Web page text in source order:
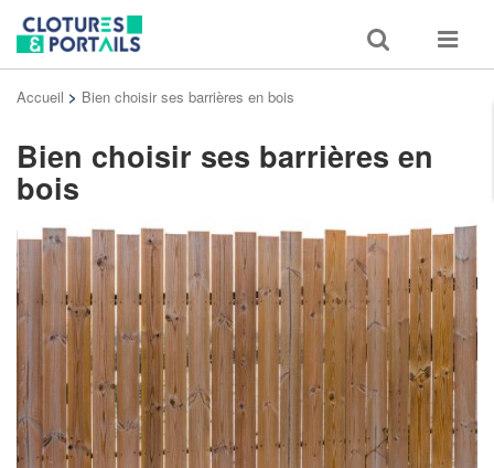
Toggle
search
Toggle
Accueil > Bien choisir ses barrières en bois
Bien choisir ses barrières en
bois